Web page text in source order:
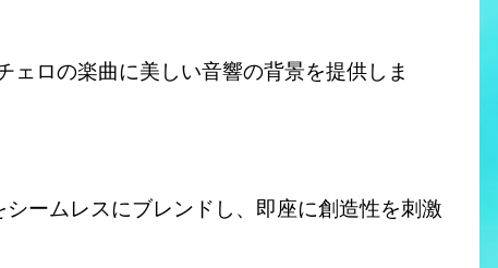
ロの楽曲に美しい音響の背景を提供しま
ームレスにブレンドし、即座に創造性を刺激